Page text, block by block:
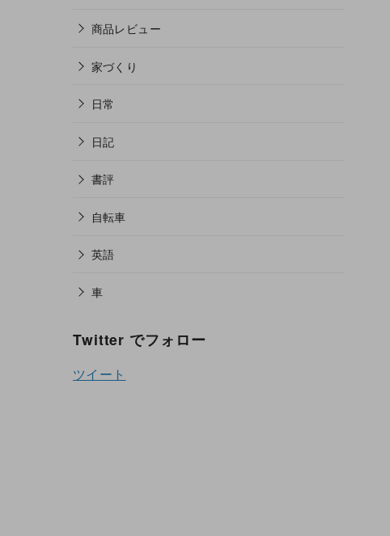
商品レビュー
家づくり
日常
日記
書評
自転車
英語
車
Twitter でフォロー
ツイート